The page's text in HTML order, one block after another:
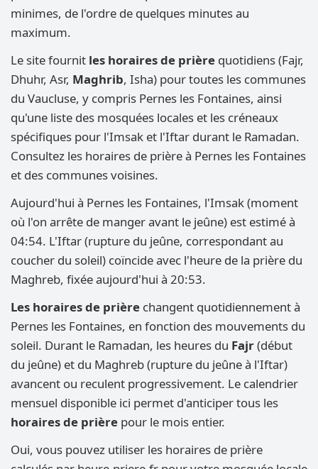
minimes, de l'ordre de quelques minutes au
maximum.
Le site fournit les horaires de prière quotidiens (Fajr,
Dhuhr, Asr, Maghrib, Isha) pour toutes les communes
du Vaucluse, y compris Pernes les Fontaines, ainsi
qu'une liste des mosquées locales et les créneaux
spécifiques pour l'Imsak et l'Iftar durant le Ramadan.
Consultez les horaires de prière à Pernes les Fontaines
et des communes voisines.
Aujourd'hui à Pernes les Fontaines, l'Imsak (moment
où l'on arrête de manger avant le jeûne) est estimé à
04:54. L'Iftar (rupture du jeûne, correspondant au
coucher du soleil) coïncide avec l'heure de la prière du
Maghreb, fixée aujourd'hui à 20:53.
Les horaires de prière changent quotidiennement à
Pernes les Fontaines, en fonction des mouvements du
soleil. Durant le Ramadan, les heures du Fajr(début
du jeûne) et du Maghreb (rupture du jeûne à l'Iftar)
avancent ou reculent progressivement. Le calendrier
mensuel disponible ici permet d'anticiper tous les
horaires de prière pour le mois entier.
Oui, vous pouvez utiliser les horaires de prière